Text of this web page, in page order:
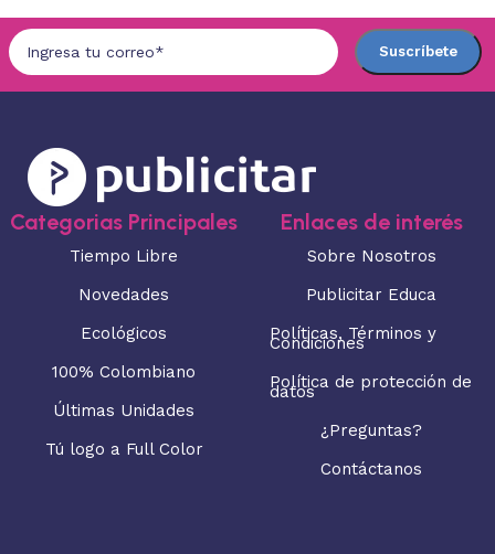
Categorias Principales
Tiempo Libre
Novedades
Ecológicos
100% Colombiano
Últimas Unidades
Tú logo a Full Color
Enlaces de interés
Sobre Nosotros
Publicitar Educa
Políticas, Términos y
Condiciones
Política de protección de
datos
¿Preguntas?
Contáctanos